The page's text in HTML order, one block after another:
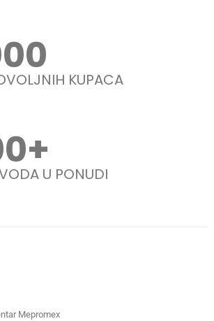
KUPACA
+U PONUDI
Mepromex